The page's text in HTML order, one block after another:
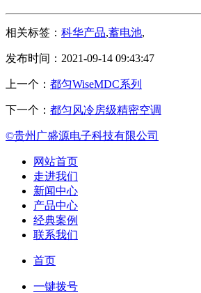
相关标签： 科华产品,蓄电池,
发布时间：2021-09-14 09:43:47
上一个： 都匀WiseMDC系列
下一个： 都匀风冷房级精密空调
©贵州广盛源电子科技有限公司
网站首页
走进我们
新闻中心
产品中心
经典案例
联系我们
首页
一键拨号